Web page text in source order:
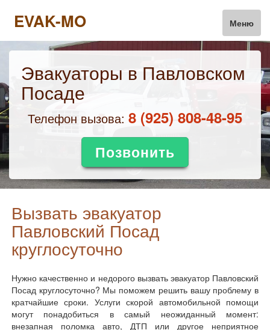
EVAK-MO Меню
Эвакуаторы в Павловском
Посаде
Телефон вызова: ‎8 (925) 808-48-95
Позвонить
Вызвать эвакуатор
Павловский Посад
круглосуточно
Нужно качественно и недорого вызвать эвакуатор Павловский
Посад круглосуточно? Мы поможем решить вашу проблему в
кратчайшие сроки. Услуги скорой автомобильной помощи
могут понадобиться в самый неожиданный момент:
внезапная поломка авто, ДТП или другое неприятное